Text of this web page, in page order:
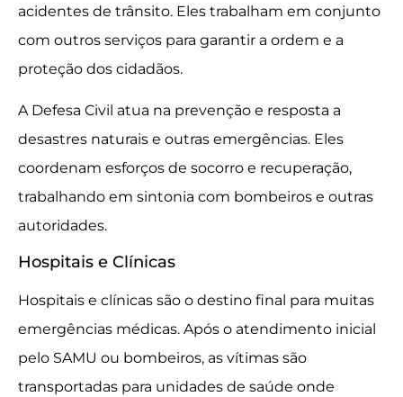
acidentes de trânsito. Eles trabalham em conjunto
com outros serviços para garantir a ordem e a
proteção dos cidadãos.
A Defesa Civil atua na prevenção e resposta a
desastres naturais e outras emergências. Eles
coordenam esforços de socorro e recuperação,
trabalhando em sintonia com bombeiros e outras
autoridades.
Hospitais e Clínicas
Hospitais e clínicas são o destino final para muitas
emergências médicas. Após o atendimento inicial
pelo SAMU ou bombeiros, as vítimas são
transportadas para unidades de saúde onde